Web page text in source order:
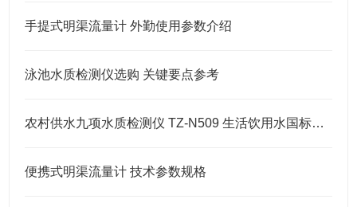
手提式明渠流量计 外勤使用参数介绍
泳池水质检测仪选购 关键要点参考
农村供水九项水质检测仪 TZ-N509 生活饮用水国标九项指标检测仪
便携式明渠流量计 技术参数规格